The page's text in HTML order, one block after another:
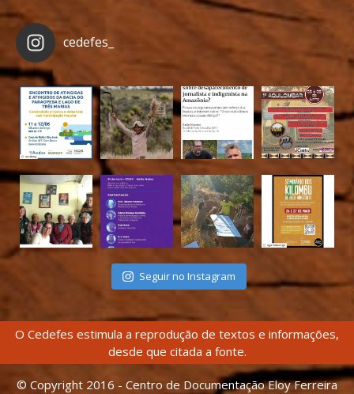
cedefes_
Seguir no Instagram
O Cedefes estimula a reprodução de textos e informações,
desde que citada a fonte.
© Copyright 2016 - Centro de Documentação Eloy Ferreira